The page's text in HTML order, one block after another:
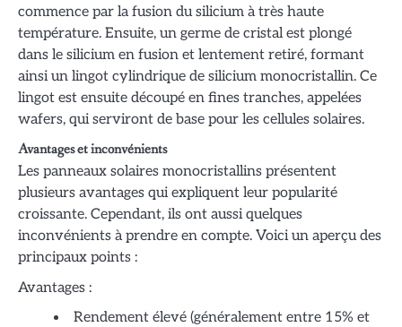
commence par la fusion du silicium à très haute
température. Ensuite, un germe de cristal est plongé
dans le silicium en fusion et lentement retiré, formant
ainsi un lingot cylindrique de silicium monocristallin. Ce
lingot est ensuite découpé en fines tranches, appelées
wafers, qui serviront de base pour les cellules solaires.
Avantages et inconvénients
Les panneaux solaires monocristallins présentent
plusieurs avantages qui expliquent leur popularité
croissante. Cependant, ils ont aussi quelques
inconvénients à prendre en compte. Voici un aperçu des
principaux points :
Avantages :
Rendement élevé (généralement entre 15% et